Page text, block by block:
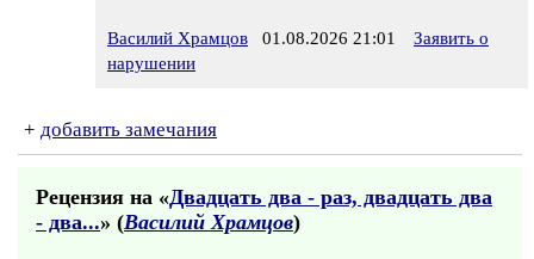
Василий Храмцов 01.08.2026 21:01
Заявить о
нарушении
+ добавить замечания
Рецензия на «Двадцать два - раз, двадцать два
- два...» (Василий Храмцов)